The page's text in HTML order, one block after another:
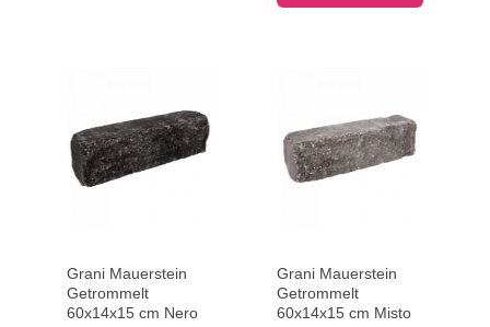
Grani Mauerstein
Getrommelt
60x14x15 cm Nero
Grani Mauerstein
Getrommelt
60x14x15 cm Misto